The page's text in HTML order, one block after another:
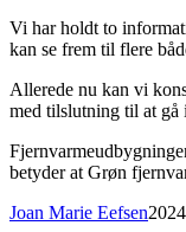
Vi har holdt to
kan se frem til flere
Allerede nu kan vi
med tilslutning til at gå
betyder at Grøn
Joan Marie Eefsen